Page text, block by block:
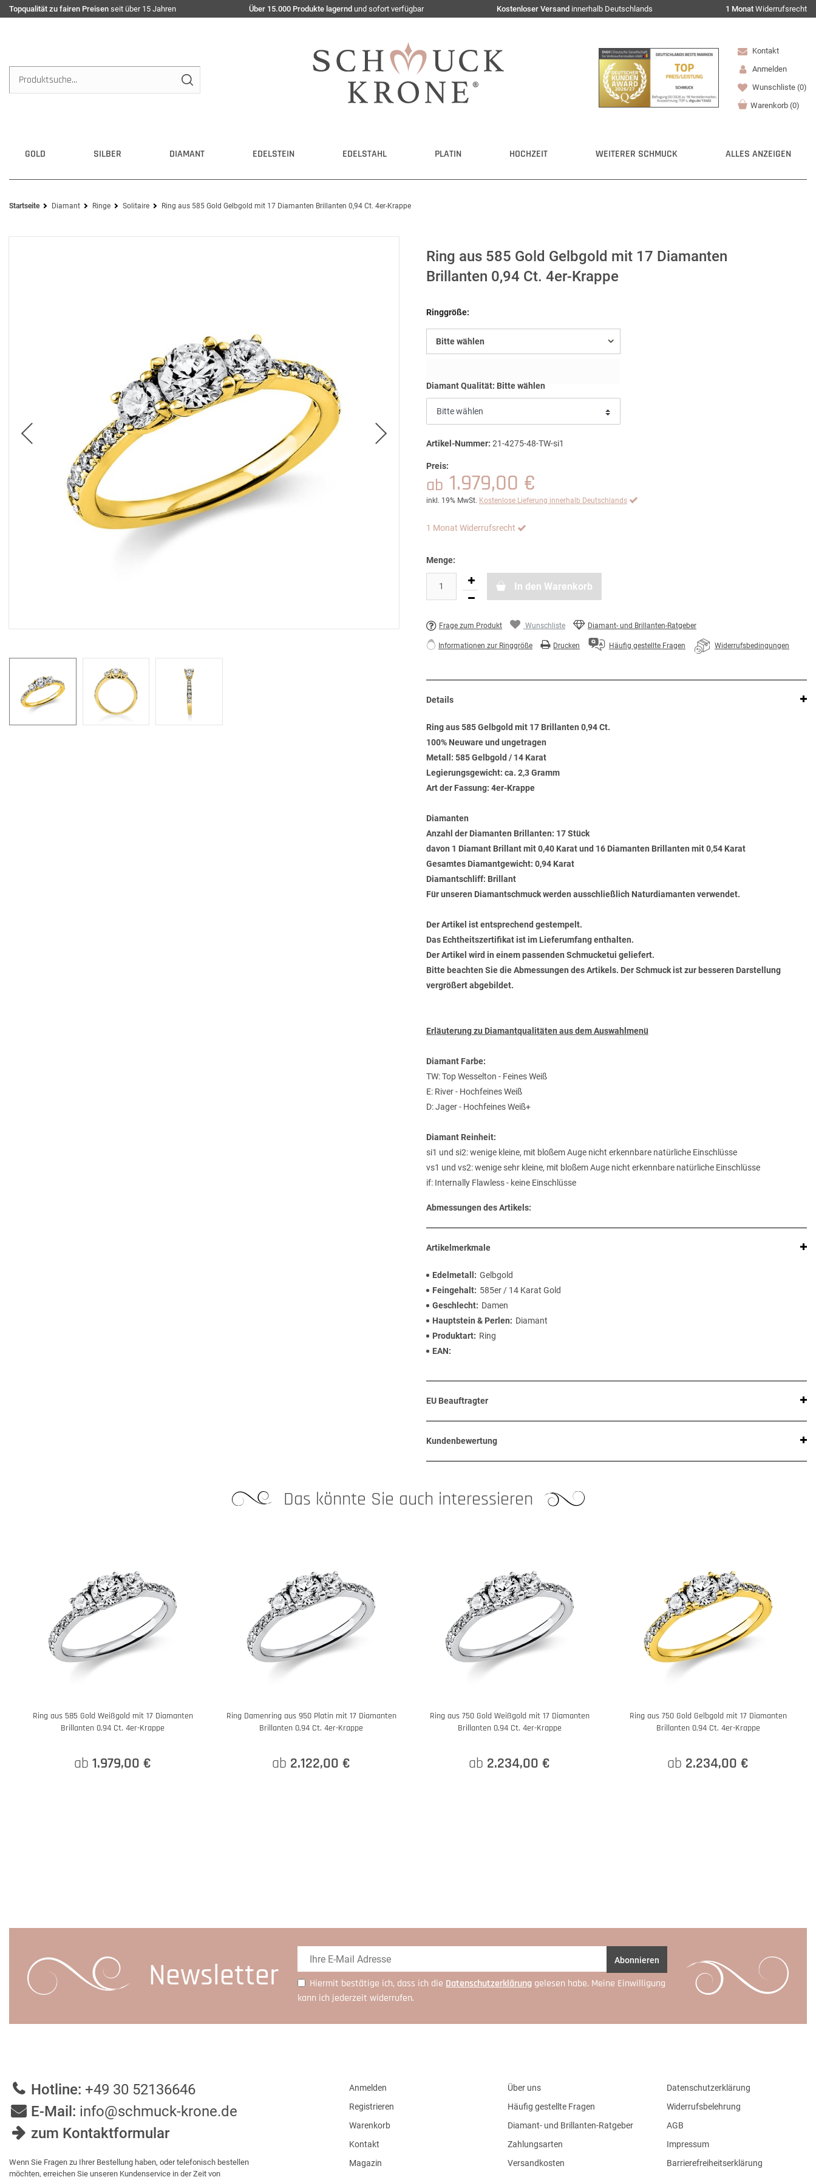
Topqualität zu fairen Preisen seit über 15 Jahren Über 15.000 Produkte lagernd und sofort verfügbar Kostenloser Versand innerhalb Deutschlands 1 Monat Widerrufsrecht
Kontakt
Anmelden
Wunschliste (0)
Warenkorb (0)
GOLD SILBER DIAMANT EDELSTEIN EDELSTAHL PLATIN HOCHZEIT WEITERER SCHMUCK ALLES ANZEIGEN
Startseite Diamant Ringe Solitaire Ring aus 585 Gold Gelbgold mit 17 Diamanten Brillanten 0,94 Ct. 4er-Krappe
Ring aus 585 Gold Gelbgold mit 17 Diamanten
Brillanten 0,94 Ct. 4er-Krappe
Ringgröße:
Bitte wählen
Diamant Qualität: Bitte wählen
Artikel-Nummer: 21-4275-48-TW-si1
Preis:
ab 1.979,00 €
inkl. 19% MwSt. Kostenlose Lieferung innerhalb Deutschlands
1 Monat Widerrufsrecht
Menge:
In den Warenkorb
Frage zum Produkt Wunschliste Diamant- und Brillanten-Ratgeber
Informationen zur Ringgröße Drucken Häufig gestellte Fragen Widerrufsbedingungen
Details
Ring aus 585 Gelbgold mit 17 Brillanten 0,94 Ct.
100% Neuware und ungetragen
Metall: 585 Gelbgold / 14 Karat
Legierungsgewicht: ca. 2,3 Gramm
Art der Fassung: 4er-Krappe
Diamanten
Anzahl der Diamanten Brillanten: 17 Stück
davon 1 Diamant Brillant mit 0,40 Karat und 16 Diamanten Brillanten mit 0,54 Karat
Gesamtes Diamantgewicht: 0,94 Karat
Diamantschliff: Brillant
Für unseren Diamantschmuck werden ausschließlich Naturdiamanten verwendet.
Der Artikel ist entsprechend gestempelt.
Das Echtheitszertifikat ist im Lieferumfang enthalten.
Der Artikel wird in einem passenden Schmucketui geliefert.
Bitte beachten Sie die Abmessungen des Artikels. Der Schmuck ist zur besseren Darstellung
vergrößert abgebildet.
Erläuterung zu Diamantqualitäten aus dem Auswahlmenü
Diamant Farbe:
TW: Top Wesselton - Feines Weiß
E: River - Hochfeines Weiß
D: Jager - Hochfeines Weiß+
Diamant Reinheit:
si1 und si2: wenige kleine, mit bloßem Auge nicht erkennbare natürliche Einschlüsse
vs1 und vs2: wenige sehr kleine, mit bloßem Auge nicht erkennbare natürliche Einschlüsse
if: Internally Flawless - keine Einschlüsse
Abmessungen des Artikels:
Artikelmerkmale
Edelmetall
Gelbgold
Feingehalt
585er / 14 Karat Gold
Geschlecht
Damen
Hauptstein & Perlen
Diamant
Produktart
Ring
EAN
EU Beauftragter
Kundenbewertung
Das könnte Sie auch interessieren
Ring aus 585 Gold Weißgold mit 17 Diamanten
Brillanten 0,94 Ct. 4er-Krappe
ab1.979,00 €
Ring Damenring aus 950 Platin mit 17 Diamanten
Brillanten 0,94 Ct. 4er-Krappe
ab 2.122,00 €
Ring aus 750 Gold Weißgold mit 17 Diamanten
Brillanten 0,94 Ct. 4er-Krappe
ab 2.234,00 €
Ring aus 750 Gold Gelbgold mit 17 Diamanten
Brillanten 0,94 Ct. 4er-Krappe
ab 2.234,00 €
Newsletter Abonnieren
Hiermit bestätige ich, dass ich die Daten­schutz­erklärung gelesen habe. Meine Einwilligung
kann ich jederzeit widerrufen.
Hotline: +49 30 52136646
E-Mail: info@schmuck-krone.de
zum Kontaktformular
Wenn Sie Fragen zu Ihrer Bestellung haben, oder telefonisch bestellen
möchten, erreichen Sie unseren Kundenservice in der Zeit von
Anmelden
Registrieren
Warenkorb
Kontakt
Magazin
Über uns
Häufig gestellte Fragen
Diamant- und Brillanten-Ratgeber
Zahlungsarten
Versandkosten
Datenschutzerklärung
Widerrufsbelehrung
AGB
Impressum
Barrierefreiheitserklärung